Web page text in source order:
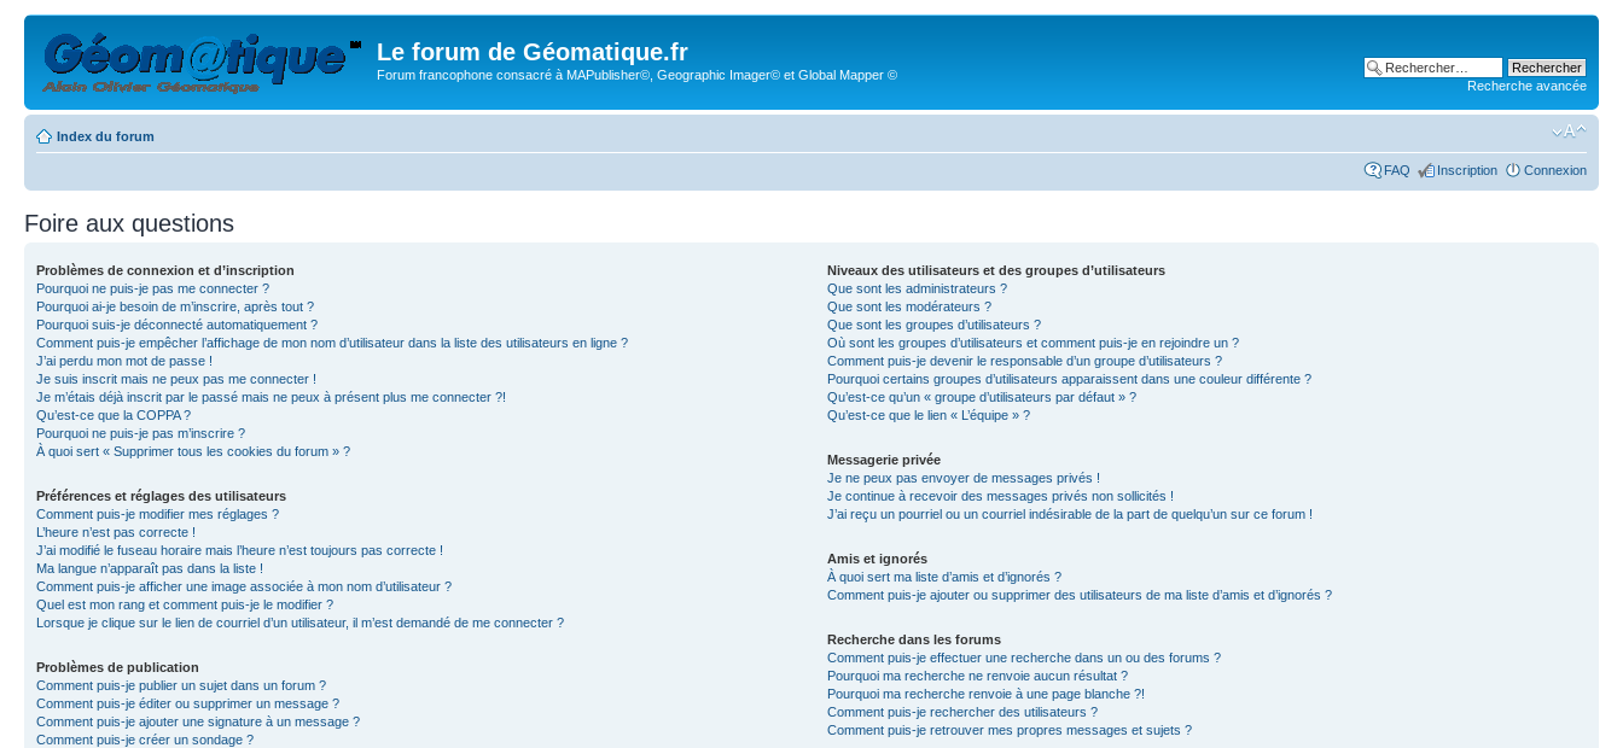
Le forum de Géomatique.fr
Forum francophone consacré à MAPublisher©, Geographic Imager© et Global Mapper ©
Recherche avancée
Index du forum
FAQ Inscription Connexion
Foire aux questions
Problèmes de connexion et d’inscription
Pourquoi ne puis-je pas me connecter ?
Pourquoi ai-je besoin de m’inscrire, après tout ?
Pourquoi suis-je déconnecté automatiquement ?
Comment puis-je empêcher l’affichage de mon nom d’utilisateur dans la liste des utilisateurs en ligne ?
J’ai perdu mon mot de passe !
Je suis inscrit mais ne peux pas me connecter !
Je m’étais déjà inscrit par le passé mais ne peux à présent plus me connecter ?!
Qu’est-ce que la COPPA ?
Pourquoi ne puis-je pas m’inscrire ?
À quoi sert « Supprimer tous les cookies du forum » ?
Préférences et réglages des utilisateurs
Comment puis-je modifier mes réglages ?
L’heure n’est pas correcte !
J’ai modifié le fuseau horaire mais l’heure n’est toujours pas correcte !
Ma langue n’apparaît pas dans la liste !
Comment puis-je afficher une image associée à mon nom d’utilisateur ?
Quel est mon rang et comment puis-je le modifier ?
Lorsque je clique sur le lien de courriel d’un utilisateur, il m’est demandé de me connecter ?
Problèmes de publication
Comment puis-je publier un sujet dans un forum ?
Comment puis-je éditer ou supprimer un message ?
Comment puis-je ajouter une signature à un message ?
Comment puis-je créer un sondage ?
Niveaux des utilisateurs et des groupes d’utilisateurs
Que sont les administrateurs ?
Que sont les modérateurs ?
Que sont les groupes d’utilisateurs ?
Où sont les groupes d’utilisateurs et comment puis-je en rejoindre un ?
Comment puis-je devenir le responsable d’un groupe d’utilisateurs ?
Pourquoi certains groupes d’utilisateurs apparaissent dans une couleur différente ?
Qu’est-ce qu’un « groupe d’utilisateurs par défaut » ?
Qu’est-ce que le lien « L’équipe » ?
Messagerie privée
Je ne peux pas envoyer de messages privés !
Je continue à recevoir des messages privés non sollicités !
J’ai reçu un pourriel ou un courriel indésirable de la part de quelqu’un sur ce forum !
Amis et ignorés
À quoi sert ma liste d’amis et d’ignorés ?
Comment puis-je ajouter ou supprimer des utilisateurs de ma liste d’amis et d’ignorés ?
Recherche dans les forums
Comment puis-je effectuer une recherche dans un ou des forums ?
Pourquoi ma recherche ne renvoie aucun résultat ?
Pourquoi ma recherche renvoie à une page blanche ?!
Comment puis-je rechercher des utilisateurs ?
Comment puis-je retrouver mes propres messages et sujets ?